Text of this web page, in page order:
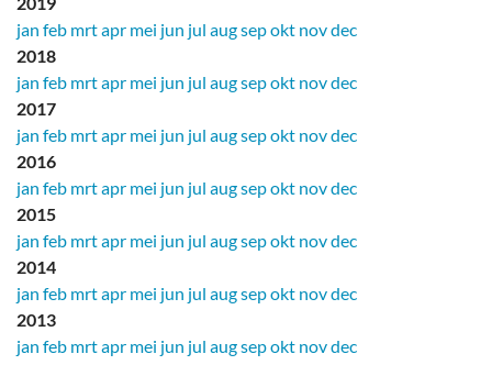
jan feb mrtapr mei jun jul augsepokt novdec
2018
jan feb mrtapr mei jun jul augsepokt novdec
2017
jan feb mrtapr mei jun jul augsepokt novdec
2016
jan feb mrtapr mei jun jul augsepokt novdec
2015
jan feb mrtapr mei jun jul augsepokt novdec
2014
jan feb mrtapr mei jun jul augsepokt novdec
2013
jan feb mrtapr mei jun jul augsepokt novdec